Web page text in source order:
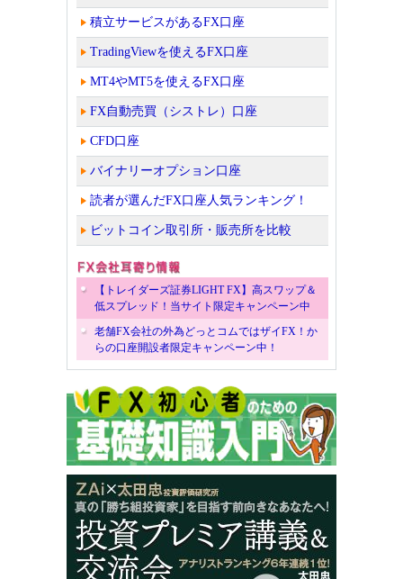
積立サービスがあるFX口座
TradingViewを使えるFX口座
MT4やMT5を使えるFX口座
FX自動売買（シストレ）口座
CFD口座
バイナリーオプション口座
読者が選んだFX口座人気ランキング！
ビットコイン取引所・販売所を比較
【トレイダーズ証券LIGHT FX】高スワップ＆
低スプレッド！当サイト限定キャンペーン中
老舗FX会社の外為どっとコムではザイFX！か
らの口座開設者限定キャンペーン中！